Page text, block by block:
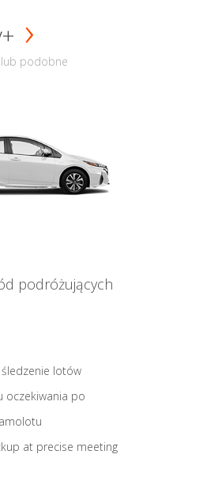
lub podobne
podróżujących
lotów
oczekiwania po
at precise meeting